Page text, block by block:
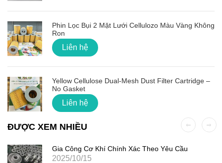
Phin Lọc Bụi 2 Mặt Lưới Cellulozo Màu Vàng Không
Ron
Liên hệ
Yellow Cellulose Dual-Mesh Dust Filter Cartridge –
No Gasket
Liên hệ
ĐƯỢC XEM NHIỀU
Gia Công Cơ Khí Chính Xác Theo Yêu Cầu
2025/10/15